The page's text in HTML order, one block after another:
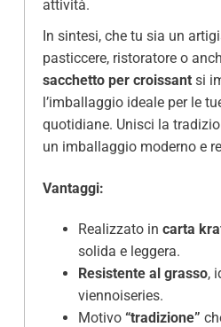
attività.
In sintesi, che tu sia un
pasticcere, ristoratore o
sacchetto per croissantsi
l’imballaggio ideale per le
quotidiane. Unisci la
un imballaggio moderno e
Vantaggi:
Realizzato in carta
solida e leggera.
Resistente al grasso,
viennoiseries.
Motivo “tradizione”